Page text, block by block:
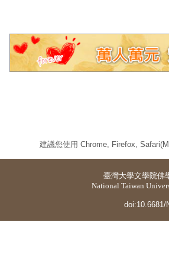
建議您使用 Chrome, Firefox,
臺灣大學文學院佛
National Taiwan
doi:10.6681/